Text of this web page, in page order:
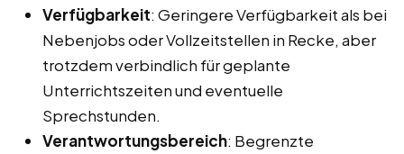
Verfügbarkeit: Geringere Verfügbarkeit als bei
Nebenjobs oder Vollzeitstellen in Recke, aber
trotzdem verbindlich für geplante
Unterrichtszeiten und eventuelle
Sprechstunden.
Verantwortungsbereich: Begrenzte